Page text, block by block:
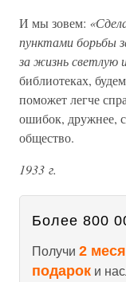
И мы зовем:
пунктами борьбы
за жизнь светлую
библиотеках,
поможет легче
ошибок, дружнее,
общество.
1933 г.
Более 800
Получи 2
подарок и